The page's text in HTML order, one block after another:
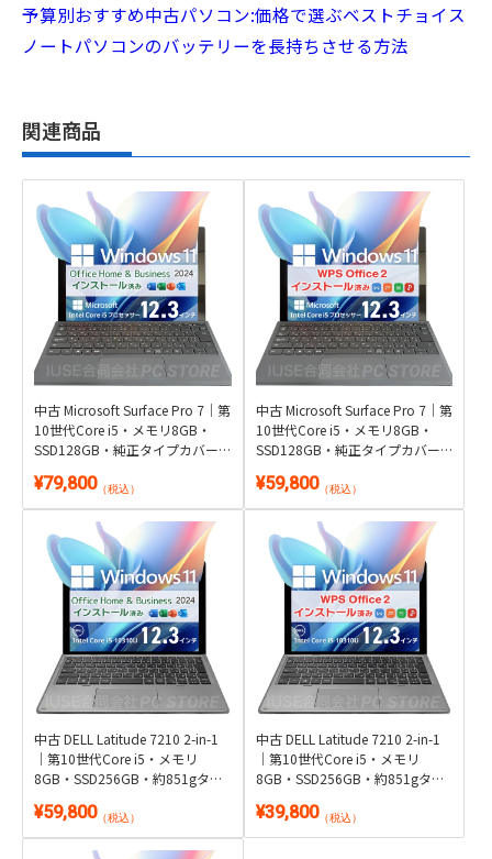
予算別おすすめ中古パソコン:価格で選ぶベストチョイス
ノートパソコンのバッテリーを長持ちさせる方法
関連商品
中古 Microsoft Surface Pro 7｜第
10世代Core i5・メモリ8GB・
SSD128GB・純正タイプカバー
Microsoft Office 2024付き・タブ
レット
¥79,800（税込）
中古 Microsoft Surface Pro 7｜第
10世代Core i5・メモリ8GB・
SSD128GB・純正タイプカバー
Office 2付き・タブレット
¥59,800（税込）
中古 DELL Latitude 7210 2-in-1
｜第10世代Core i5・メモリ
8GB・SSD256GB・約851gタブ
Microsoft Office 2024付き
¥59,800（税込）
中古 DELL Latitude 7210 2-in-1
｜第10世代Core i5・メモリ
8GB・SSD256GB・約851gタブ
Office 2付き
¥39,800（税込）